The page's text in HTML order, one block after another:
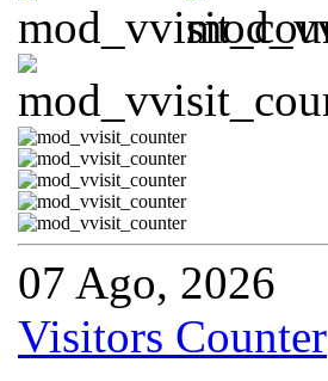
07 Ago, 2026
Visitors Counter